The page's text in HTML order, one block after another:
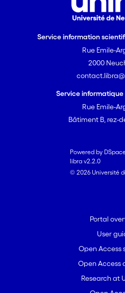
Service information
Rue Emile-
2000
Service
Rue Emile-
Bâtiment B, rez-
Powered by
libra v2.2.0
© 2026 Université
Portal
User
Open Access
Open Access
Research at